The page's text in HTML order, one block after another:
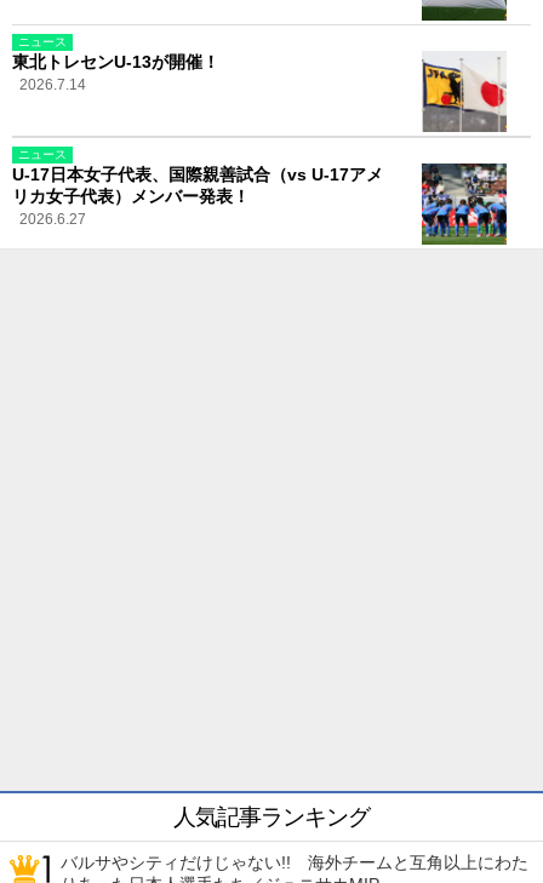
ニュース
東北トレセンU-13が開催！
2026.7.14
ニュース
U-17日本女子代表、国際親善試合（vs U-17アメ
リカ女子代表）メンバー発表！
2026.6.27
人気記事ランキング
バルサやシティだけじゃない!! 海外チームと互角以上にわた